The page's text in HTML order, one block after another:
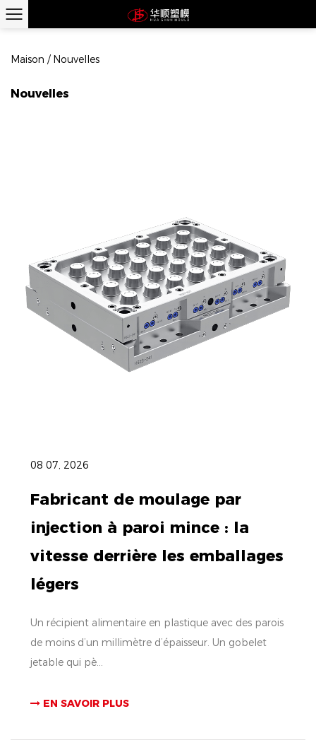
Maison / Nouvelles
Nouvelles
08 07, 2026
Fabricant de moulage par
injection à paroi mince : la
vitesse derrière les emballages
légers
Un récipient alimentaire en plastique avec des parois
de moins d’un millimètre d’épaisseur. Un gobelet
jetable qui pè...
EN SAVOIR PLUS